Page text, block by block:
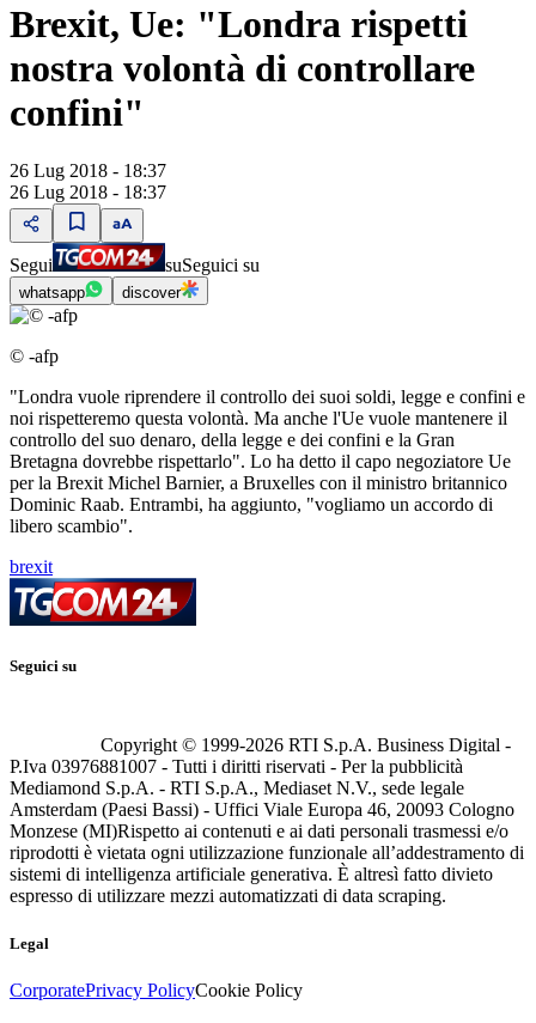
Brexit, Ue: "Londra rispetti
nostra volontà di controllare
confini"
26 Lug 2018 - 18:37
26 Lug 2018 - 18:37
Segui suSeguici su
whatsapp discover
© -afp
"Londra vuole riprendere il controllo dei suoi soldi, legge e confini e
noi rispetteremo questa volontà. Ma anche l'Ue vuole mantenere il
controllo del suo denaro, della legge e dei confini e la Gran
Bretagna dovrebbe rispettarlo". Lo ha detto il capo negoziatore Ue
per la Brexit Michel Barnier, a Bruxelles con il ministro britannico
Dominic Raab. Entrambi, ha aggiunto, "vogliamo un accordo di
libero scambio".
brexit
Seguici su
Copyright © 1999-2026 RTI S.p.A. Business Digital -
P.Iva 03976881007 - Tutti i diritti riservati - Per la pubblicità
Mediamond S.p.A. - RTI S.p.A., Mediaset N.V., sede legale
Amsterdam (Paesi Bassi) - Uffici Viale Europa 46, 20093 Cologno
Monzese (MI)Rispetto ai contenuti e ai dati personali trasmessi e/o
riprodotti è vietata ogni utilizzazione funzionale all’addestramento di
sistemi di intelligenza artificiale generativa. È altresì fatto divieto
espresso di utilizzare mezzi automatizzati di data scraping.
Legal
CorporatePrivacy PolicyCookie Policy